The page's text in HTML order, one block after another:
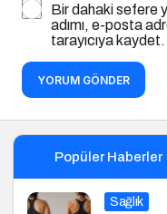
Bir dahaki sefere
adımı, e-posta
tarayıcıya kaydet.
YORUM GÖNDER
Popüler Haberler
Sağlık